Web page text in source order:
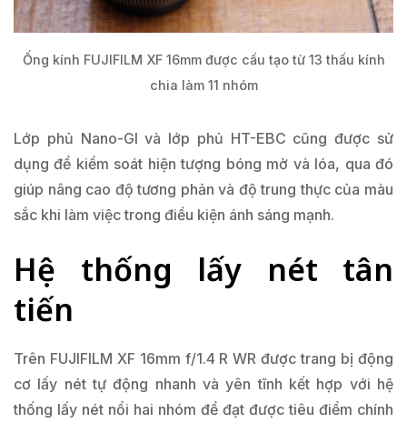
Ống kính FUJIFILM XF 16mm được cấu tạo từ 13 thấu kính
chia làm 11 nhóm
Lớp phủ Nano-GI và lớp phủ HT-EBC cũng được sử
dụng để kiểm soát hiện tượng bóng mờ và lóa, qua đó
giúp nâng cao độ tương phản và độ trung thực của màu
sắc khi làm việc trong điều kiện ánh sáng mạnh.
Hệ thống lấy nét tân
tiến
Trên FUJIFILM XF 16mm f/1.4 R WR được trang bị động
cơ lấy nét tự động nhanh và yên tĩnh kết hợp với hệ
thống lấy nét nổi hai nhóm để đạt được tiêu điểm chính